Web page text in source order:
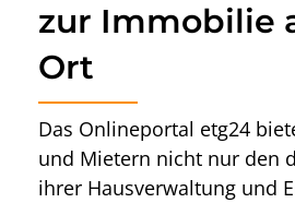
zur Immobilie
Ort
Das Onlineportal etg24
und Mietern nicht nur den
ihrer Hausverwaltung und